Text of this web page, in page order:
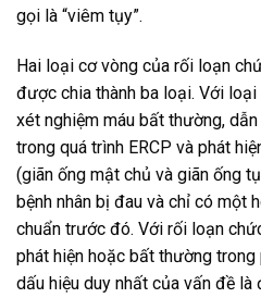
gọi là “viêm tụy”.
Hai loại cơ vòng của rối loạn
được chia thành ba loại. Với loại
xét nghiệm máu bất thường,
trong quá trình ERCP và phát
(giãn ống mật chủ và giãn ống
bệnh nhân bị đau và chỉ có một
chuẩn trước đó. Với rối loạn
phát hiện hoặc bất thường trong
dấu hiệu duy nhất của vấn đề là